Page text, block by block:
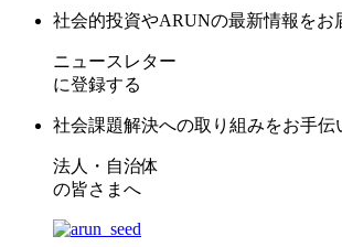
社会的投資やARUNの最新情報をお
ニュースレター
に登録する
社会課題解決への取り組みをお手伝
法人・自治体
の皆さまへ